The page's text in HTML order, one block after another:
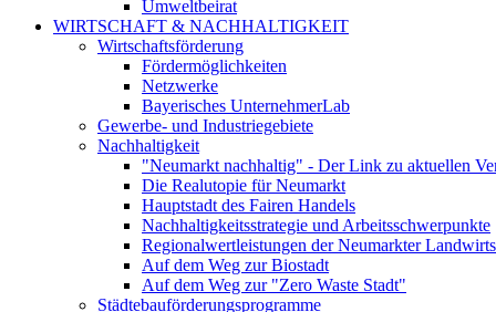
Umweltbeirat
WIRTSCHAFT & NACHHALTIGKEIT
Wirtschaftsförderung
Fördermöglichkeiten
Netzwerke
Bayerisches UnternehmerLab
Gewerbe- und Industriegebiete
Nachhaltigkeit
"Neumarkt nachhaltig" - Der Link zu aktuellen
Die Realutopie für Neumarkt
Hauptstadt des Fairen Handels
Nachhaltigkeitsstrategie und Arbeitsschwerpunkte
Regionalwertleistungen der Neumarkter
Auf dem Weg zur Biostadt
Auf dem Weg zur "Zero Waste Stadt"
Städtebauförderungsprogramme